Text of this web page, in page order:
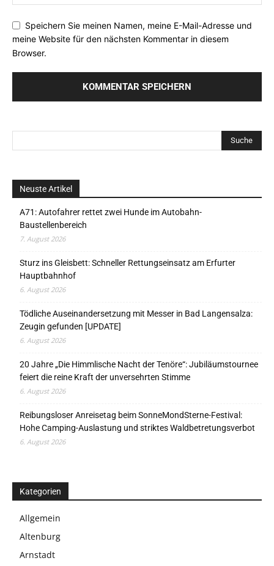
Speichern Sie meinen Namen, meine E-Mail-Adresse und
meine Website für den nächsten Kommentar in diesem
Browser.
Neuste Artikel
A71: Autofahrer rettet zwei Hunde im Autobahn-
Baustellenbereich
7. August 2026
Sturz ins Gleisbett: Schneller Rettungseinsatz am Erfurter
Hauptbahnhof
6. August 2026
Tödliche Auseinandersetzung mit Messer in Bad Langensalza:
Zeugin gefunden [UPDATE]
6. August 2026
20 Jahre „Die Himmlische Nacht der Tenöre“: Jubiläumstournee
feiert die reine Kraft der unversehrten Stimme
6. August 2026
Reibungsloser Anreisetag beim SonneMondSterne-Festival:
Hohe Camping-Auslastung und striktes Waldbetretungsverbot
6. August 2026
Kategorien
Allgemein
Altenburg
Arnstadt